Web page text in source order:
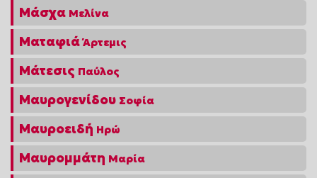
Μάσχα Μελίνα
Ματαφιά Άρτεμις
Μάτεσις Παύλος
Μαυρογενίδου Σοφία
Μαυροειδή Ηρώ
Μαυρομμάτη Μαρία